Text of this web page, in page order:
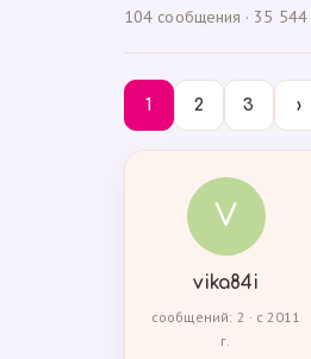
104 сообщения · 35 544
1 2 3 ›
V
vika84i
сообщений: 2 · с 2011
г.